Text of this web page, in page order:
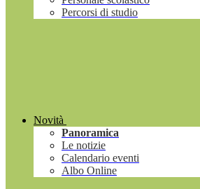
Percorsi di studio
Novità
Panoramica
Le notizie
Calendario eventi
Albo Online